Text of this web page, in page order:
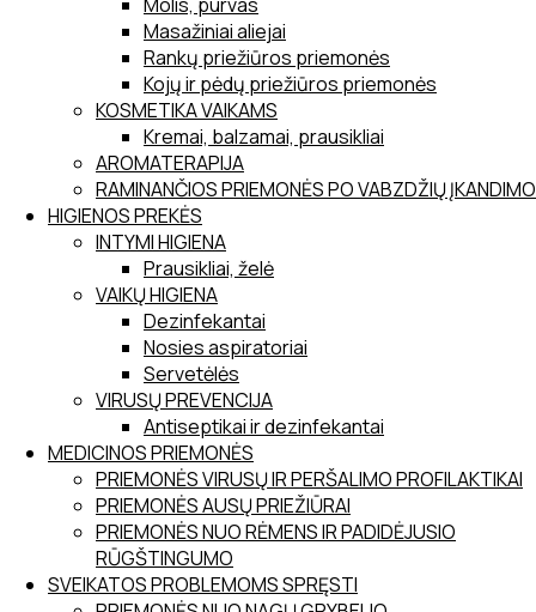
Masažiniai aliejai
Rankų priežiūros priemonės
Kojų ir pėdų priežiūros priemonės
KOSMETIKA VAIKAMS
Kremai, balzamai, prausikliai
AROMATERAPIJA
RAMINANČIOS PRIEMONĖS PO VABZDŽIŲ ĮKANDIMO
HIGIENOS PREKĖS
INTYMI HIGIENA
Prausikliai, želė
VAIKŲ HIGIENA
Dezinfekantai
Nosies aspiratoriai
Servetėlės
VIRUSŲ PREVENCIJA
Antiseptikai ir dezinfekantai
MEDICINOS PRIEMONĖS
PRIEMONĖS VIRUSŲ IR PERŠALIMO PROFILAKTIKAI
PRIEMONĖS AUSŲ PRIEŽIŪRAI
PRIEMONĖS NUO RĖMENS IR PADIDĖJUSIO
RŪGŠTINGUMO
SVEIKATOS PROBLEMOMS SPRĘSTI